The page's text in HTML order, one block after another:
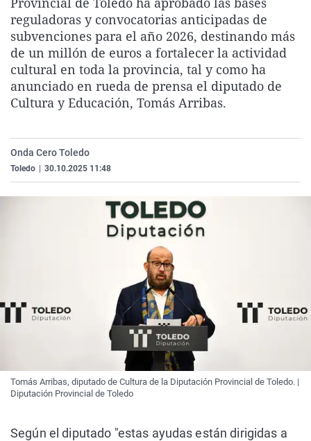
La rosa de los vientos
Gente viajera
Como el perro y el
Caso
Retornados
Equipo de
Operación Viuda
Extremadura
Galicia
La Rioja
Navarra
País Vasco
Virales
Televisión
Elecciones
reguladoras y convocatorias anticipadas de
subvenciones para el año 2026, destinando más
de un millón de euros a fortalecer la actividad
cultural en toda la provincia, tal y como ha
anunciado en rueda de prensa el diputado de
Cultura y Educación, Tomás Arribas.
Onda Cero Toledo
Toledo 30.10.2025 11:48
Tomás Arribas, diputado de Cultura de la Diputación Provincial de Toledo. |
Diputación Provincial de Toledo
Según el diputado "estas ayudas están dirigidas a